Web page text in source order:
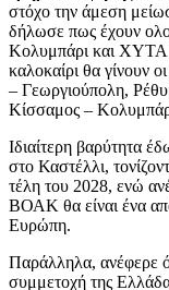
στόχο την άμεση
δήλωσε πως έχουν
Κολυμπάρι και ΧΥΤΑ
καλοκαίρι θα γίνουν
– Γεωργιούπολη,
Κίσσαμος –
Ιδιαίτερη βαρύτητα
στο Καστέλλι,
τέλη του 2028, ενώ
ΒΟΑΚ θα είναι ένα
Ευρώπη.
Παράλληλα, ανέφερε
συμμετοχή της